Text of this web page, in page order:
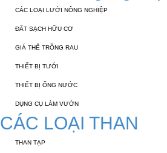
CÁC LOẠI LƯỚI NÔNG NGHIỆP
ĐẤT SẠCH HỮU CƠ
GIÁ THỂ TRỒNG RAU
THIẾT BỊ TƯỚI
THIẾT BỊ ỐNG NƯỚC
DỤNG CỤ LÀM VƯỜN
CÁC LOẠI THAN
THAN TẠP